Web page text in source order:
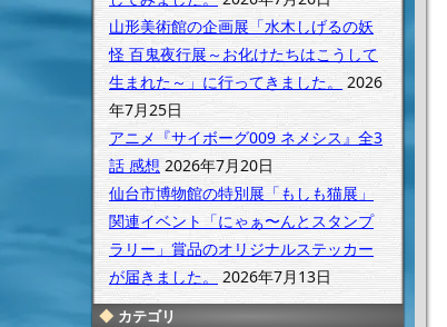
山形美術館の企画展「水木しげるの妖
怪 百鬼夜行展～お化けたちはこうして
生まれた～」に行ってきました。 2026
年7月25日
アニメ『サイボーグ009 ネメシス』全3
話 感想 2026年7月20日
仙台市博物館の特別展「もしも猫展」
関連イベント「にゃぁ〜んとスタンプ
ラリー」賞品のオリジナルステッカー
が届きました。 2026年7月13日
カテゴリ